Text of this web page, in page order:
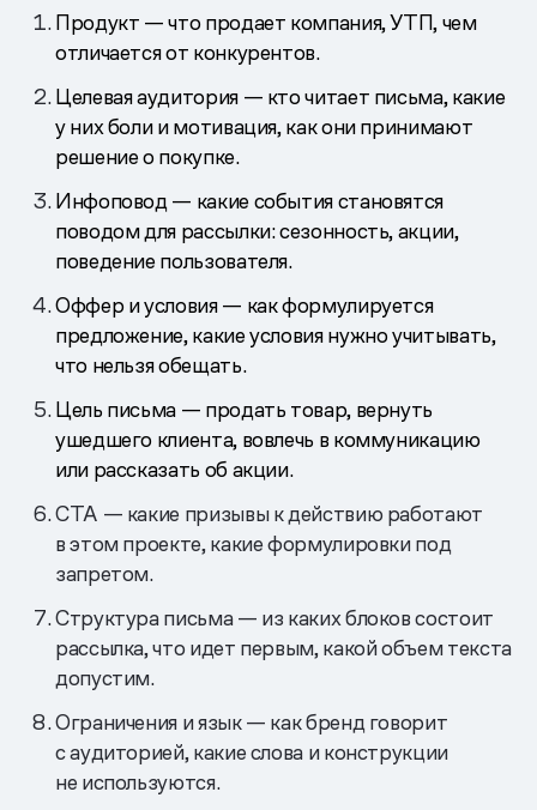
Продукт — что продает компания, УТП, чем
отличается от конкурентов.
Целевая аудитория — кто читает письма, какие
у них боли и мотивация, как они принимают
решение о покупке.
Инфоповод — какие события становятся
поводом для рассылки: сезонность, акции,
поведение пользователя.
Оффер и условия — как формулируется
предложение, какие условия нужно учитывать,
что нельзя обещать.
Цель письма — продать товар, вернуть
ушедшего клиента, вовлечь в коммуникацию
или рассказать об акции.
CTA — какие призывы к действию работают
в этом проекте, какие формулировки под
запретом.
Структура письма — из каких блоков состоит
рассылка, что идет первым, какой объем текста
допустим.
Ограничения и язык — как бренд говорит
с аудиторией, какие слова и конструкции
не используются.